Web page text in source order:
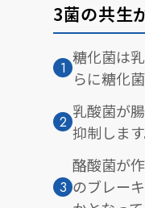
3菌の共生
糖化菌は
らに糖化
乳酸菌が
抑制します
酪酸菌が
のブレー